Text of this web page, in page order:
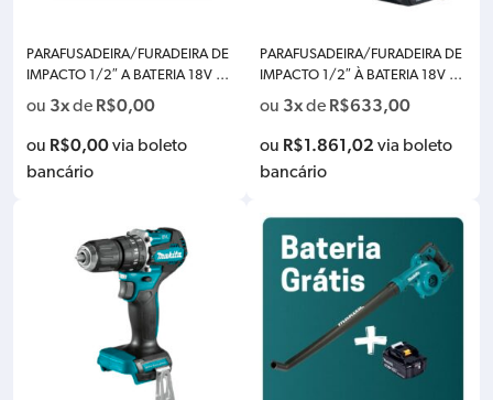
PARAFUSADEIRA/FURADEIRA DE
IMPACTO 1/2″ A BATERIA 18V M
AKITA DHP486RTJ 130NM – CO
M 2 BATERIA 3.0AH, CARREGAD
OR BIVOLT E MAKPAC
ou 3xde R$0,00
ou R$0,00via boleto
bancário
PARAFUSADEIRA/FURADEIRA DE
IMPACTO 1/2″ À BATERIA 18V M
AKITA DHP487RAJ BRUSHLESS 4
0NM – COM 02 BATERIA 2.0AH,
CARREGADOR
ou 3xde R$633,00
ou R$1.861,02 via boleto
bancário